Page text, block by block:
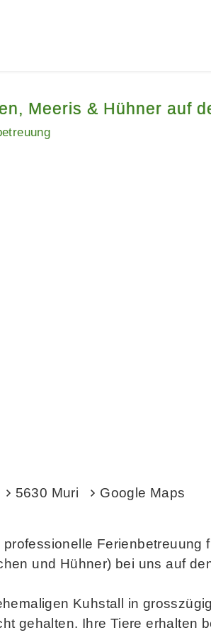
Meeris & Hühner auf
5630 Muri Google Maps
Ferienbetreuung
und Hühner) bei uns auf
Kuhstall in
gehalten. Ihre Tiere erhalten